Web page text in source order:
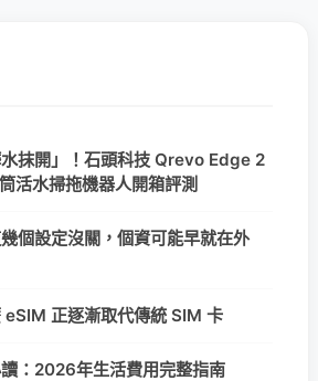
抹開」！石頭科技 Qrevo Edge 2
活水掃拖機器人開箱評測
個設定沒關，個資可能早就在外
eSIM 正逐漸取代傳統 SIM 卡
：2026年生活費用完整指南